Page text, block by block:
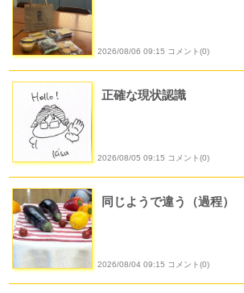
2026/08/06 09:15 コメント(0)
正確な現状認識
2026/08/05 09:15 コメント(0)
同じようで違う（過程）
2026/08/04 09:15 コメント(0)